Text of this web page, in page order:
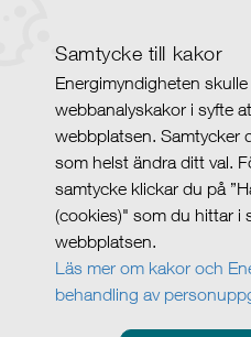
Samtycke till kakor
Energimyndigheten skulle
webbanalyskakor i syfte
webbplatsen. Samtycker
som helst ändra ditt val.
samtycke klickar du på
(cookies)" som du hittar i
webbplatsen.
Läs mer om kakor och
behandling av